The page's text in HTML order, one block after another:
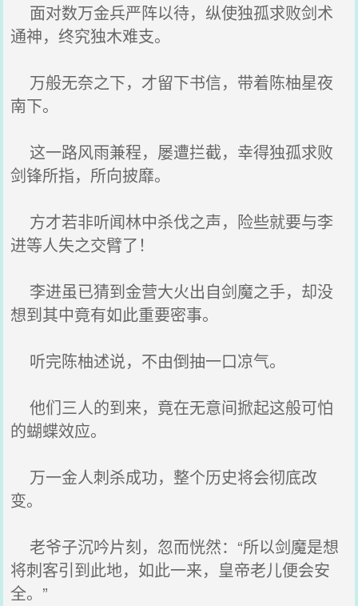
面对数万金兵严阵以待，纵使独孤求败剑术
通神，终究独木难支。
万般无奈之下，才留下书信，带着陈柚星夜
南下。
这一路风雨兼程，屡遭拦截，幸得独孤求败
剑锋所指，所向披靡。
方才若非听闻林中杀伐之声，险些就要与李
进等人失之交臂了！
李进虽已猜到金营大火出自剑魔之手，却没
想到其中竟有如此重要密事。
听完陈柚述说，不由倒抽一口凉气。
他们三人的到来，竟在无意间掀起这般可怕
的蝴蝶效应。
万一金人刺杀成功，整个历史将会彻底改
变。
老爷子沉吟片刻，忽而恍然：“所以剑魔是想
将刺客引到此地，如此一来，皇帝老儿便会安
全。”